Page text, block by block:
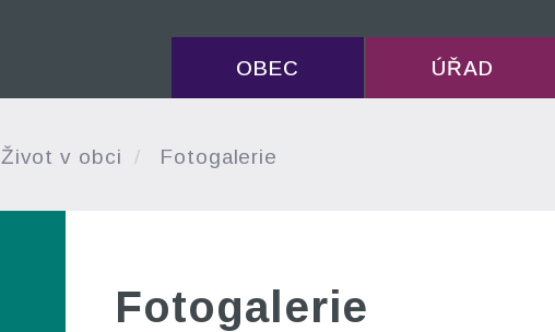
OBEC ÚŘAD
Život v obci Fotogalerie
Fotogalerie